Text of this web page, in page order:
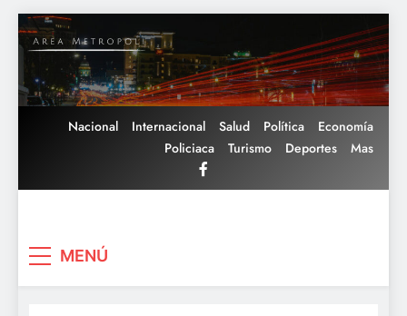
Saltar
al
contenido
Nacional Internacional Salud Política
Economía
Policiaca
Turismo Deportes Mas
MENÚ